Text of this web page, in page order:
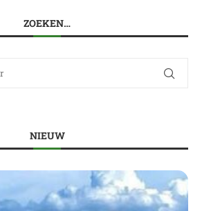
ZOEKEN…
NIEUW